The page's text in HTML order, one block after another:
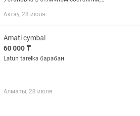
комплекте. Комплект включает бас-
Актау, 28 июля
Amati cymbal
60 000 ₸
Latun tarelka барабан
Алматы, 28 июля